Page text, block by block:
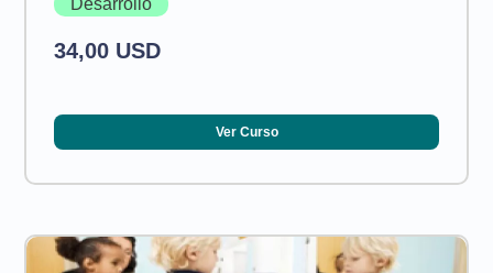
Desarrollo
34,00 USD
Ver Curso